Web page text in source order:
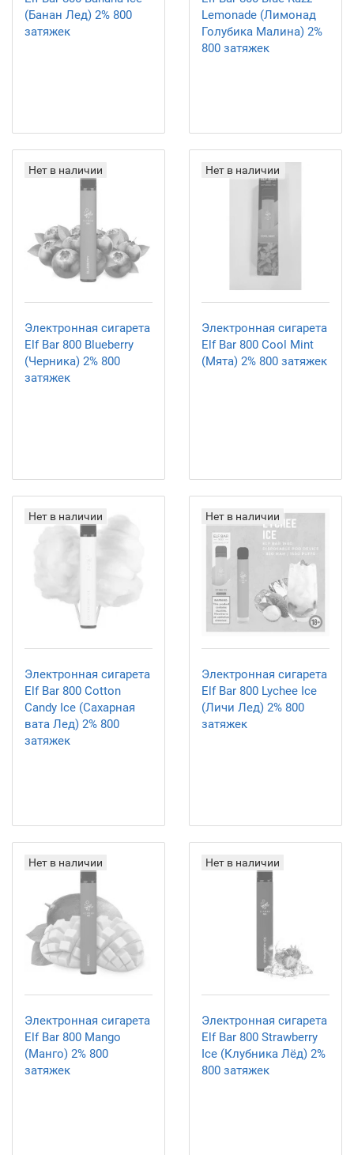
(Банан Лед) 2% 800
затяжек
Lemonade (Лимонад
Голубика Малина) 2%
800 затяжек
Нет в наличии
Электронная сигарета
Elf Bar 800 Blueberry
(Черника) 2% 800
затяжек
Нет в наличии
Электронная сигарета
Elf Bar 800 Cool Mint
(Мята) 2% 800 затяжек
Нет в наличии
Электронная сигарета
Elf Bar 800 Cotton
Candy Ice (Сахарная
вата Лед) 2% 800
затяжек
Нет в наличии
Электронная сигарета
Elf Bar 800 Lychee Ice
(Личи Лед) 2% 800
затяжек
Нет в наличии
Электронная сигарета
Elf Bar 800 Mango
(Манго) 2% 800
затяжек
Нет в наличии
Электронная сигарета
Elf Bar 800 Strawberry
Ice (Клубника Лёд) 2%
800 затяжек